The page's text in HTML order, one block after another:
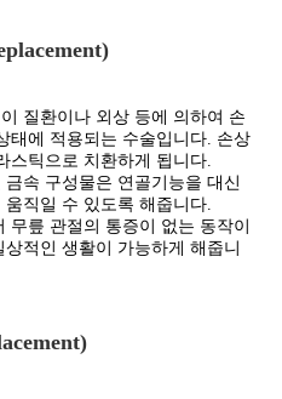
질환이나 외상 등에 의하여 손
태에 적용되는 수술입니다. 손상
스틱으로 치환하게 됩니다.
속 구성물은 연골기능을 대신
직일 수 있도록 해줍니다.
릎 관절의 통증이 없는 동작이
적인 생활이 가능하게 해줍니